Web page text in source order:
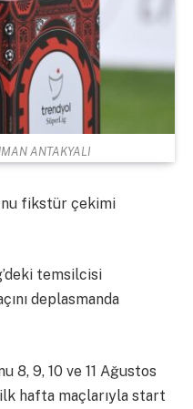
ANTAKYALI
fikstür çekimi
temsilcisi
deplasmanda
8, 9, 10 ve 11 Ağustos
hafta maçlarıyla start